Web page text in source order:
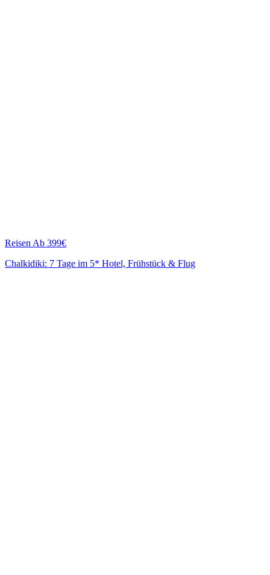
Reisen Ab 399€
Chalkidiki: 7 Tage im 5* Hotel, Frühstück & Flug